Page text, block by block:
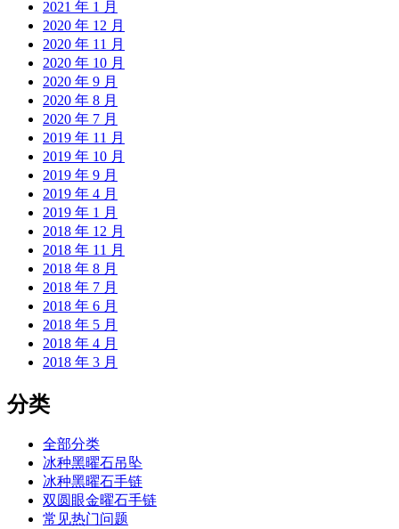
2021 年 1 月
2020 年 12 月
2020 年 11 月
2020 年 10 月
2020 年 9 月
2020 年 8 月
2020 年 7 月
2019 年 11 月
2019 年 10 月
2019 年 9 月
2019 年 4 月
2019 年 1 月
2018 年 12 月
2018 年 11 月
2018 年 8 月
2018 年 7 月
2018 年 6 月
2018 年 5 月
2018 年 4 月
2018 年 3 月
分类
全部分类
冰种黑曜石吊坠
冰种黑曜石手链
双圆眼金曜石手链
常见热门问题